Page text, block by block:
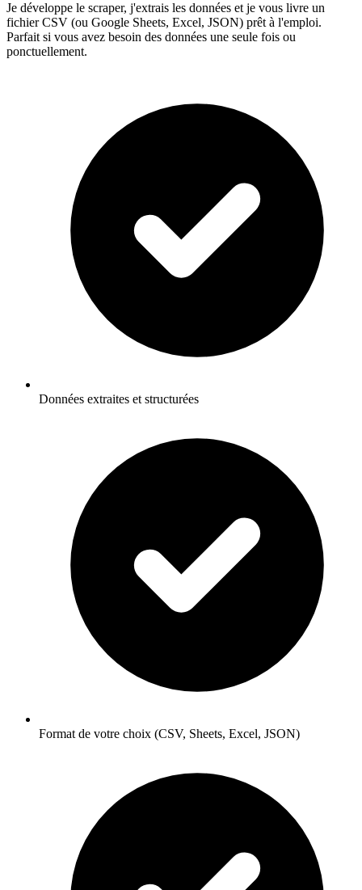
Je développe le scraper, j'extrais les données et je vous livre un
fichier CSV (ou Google Sheets, Excel, JSON) prêt à l'emploi.
Parfait si vous avez besoin des données une seule fois ou
ponctuellement.
Données extraites et structurées
Format de votre choix (CSV, Sheets, Excel, JSON)